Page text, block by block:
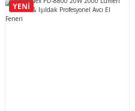
YENİ